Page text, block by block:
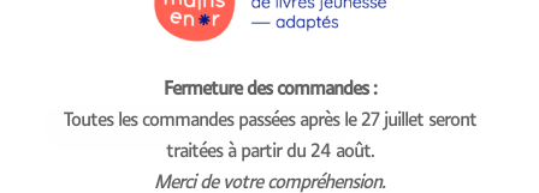
DÉCOUVREZ NOS CRÉATIONS
Fermeture des commandes :
Toutes les commandes passées après le 27 juillet seront
traitées à partir du 24 août.
Merci de votre compréhension.